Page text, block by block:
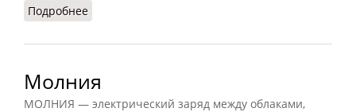
Подробнее
Молния
МОЛНИЯ — электрический заряд между облаками,